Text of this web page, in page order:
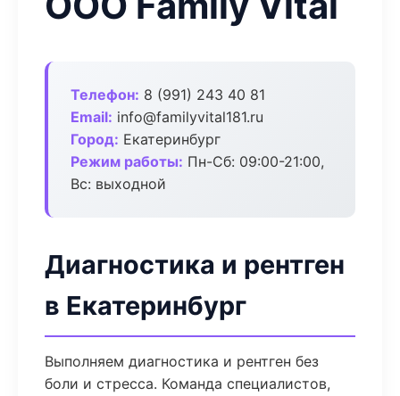
Телефон: 8 (991) 243 40 81
Email: info@familyvital181.ru
Город: Екатеринбург
Режим работы: Пн-Сб: 09:00-21:00,
Вс: выходной
Диагностика и рентген
в Екатеринбург
Выполняем диагностика и рентген без
боли и стресса. Команда специалистов,